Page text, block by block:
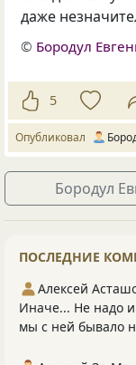
даже
© Бородул
5
Опубликовал
Бородул
ПОСЛЕДНИЕ
Алексей
Иначе... Не надо
мы с ней бывало